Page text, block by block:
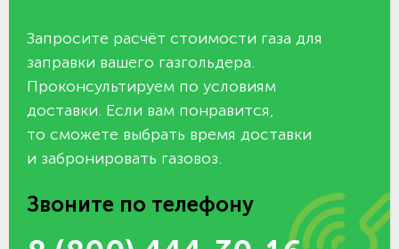
Запросите расчёт стоимости газа для
заправки вашего газгольдера.
Проконсультируем по условиям
доставки. Если вам понравится,
то сможете выбрать время доставки
и забронировать газовоз.
Звоните по телефону